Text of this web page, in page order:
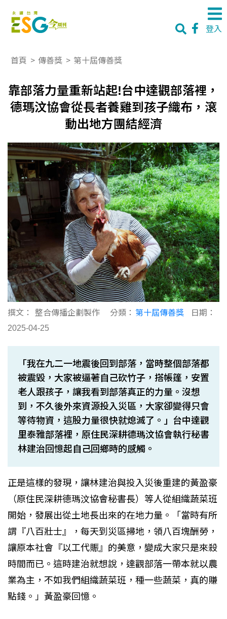
登入
首頁 > 傳善獎 > 第十屆傳善獎
靠部落力量重新站起!台中達觀部落裡，
德瑪汶協會從長者養雞到孩子織布，滾
動出地方團結經濟
撰文： 整合傳播企劃製作 分類： 第十屆傳善獎
日期：
2025-04-25
「我在九二一地震後回到部落，當時整個部落都
被震毀，大家被逼著自己砍竹子，搭帳篷，安置
老人跟孩子，讓我看到部落真正的力量。沒想
到，不久後外來資源投入災區，大家卻變得只會
等待物資，這股力量很快就熄滅了。」台中達觀
里泰雅部落裡，原住民深耕德瑪汶協會執行秘書
林建治回憶起自己回鄉時的感觸。
正是這樣的發現，讓林建治與投入災後重建的黃盈豪
（原住民深耕德瑪汶協會秘書長）等人從組織蔬菜班
開始，發展出從土地長出來的在地力量。「當時有所
謂『八百壯士』，每天到災區掃地，領八百塊酬勞，
讓原本社會『以工代賑』的美意，變成大家只是來殺
時間而已。這時建治就想說，達觀部落一帶本就以農
業為主，不如我們組織蔬菜班，種一些蔬菜，真的賺
點錢。」黃盈豪回憶。